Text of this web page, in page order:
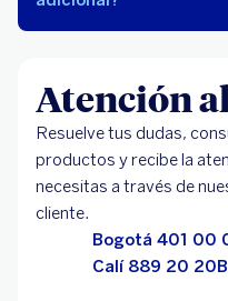
Atención
Resuelve tus dudas,
productos y recibe la
necesitas a través de
cliente.
Bogotá 401 00
Calí 889 20 20